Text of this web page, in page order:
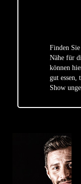
Finden
Nähe für
können
gut essen,
Show